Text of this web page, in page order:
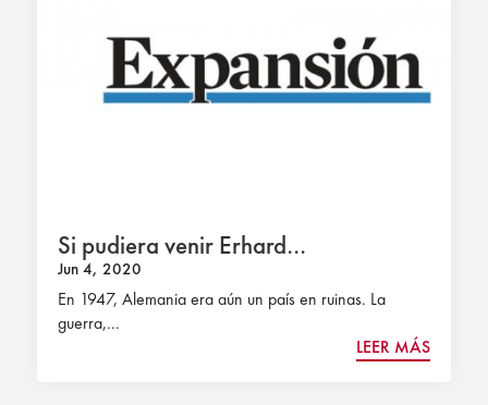
Si pudiera venir Erhard…
Jun 4, 2020
En 1947, Alemania era aún un país en ruinas. La
guerra,...
LEER MÁS